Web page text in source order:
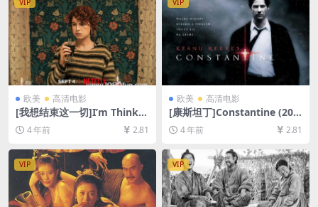
欧美 高清电影
[我想结束这一切]I’m Thinkin
g of Ending Things (2020)
[百度网盘+迅雷云盘资源1080
P超清未删减][MP4/8.7GB][中
英字幕]
4 年前 2.81
欧美 高清电影
[康斯坦丁]Constantine (200
5)[百度网盘+夸克网盘+迅雷云
盘资源1080P超清未删减][MP
4/7.7GB][中英字幕]
4 年前 2.81
VIP VIP